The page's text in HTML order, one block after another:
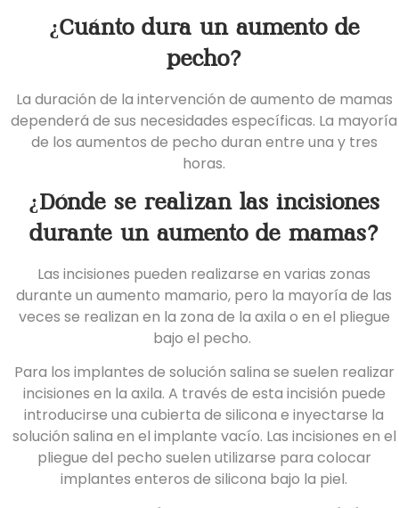
¿Cuánto dura un aumento de
pecho?
La duración de la intervención de aumento de mamas
dependerá de sus necesidades específicas. La mayoría
de los aumentos de pecho duran entre una y tres
horas.
¿Dónde se realizan las incisiones
durante un aumento de mamas?
Las incisiones pueden realizarse en varias zonas
durante un aumento mamario, pero la mayoría de las
veces se realizan en la zona de la axila o en el pliegue
bajo el pecho.
Para los implantes de solución salina se suelen realizar
incisiones en la axila. A través de esta incisión puede
introducirse una cubierta de silicona e inyectarse la
solución salina en el implante vacío. Las incisiones en el
pliegue del pecho suelen utilizarse para colocar
implantes enteros de silicona bajo la piel.